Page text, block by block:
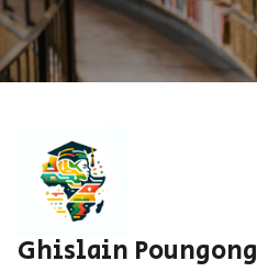
Ghislain Poungong